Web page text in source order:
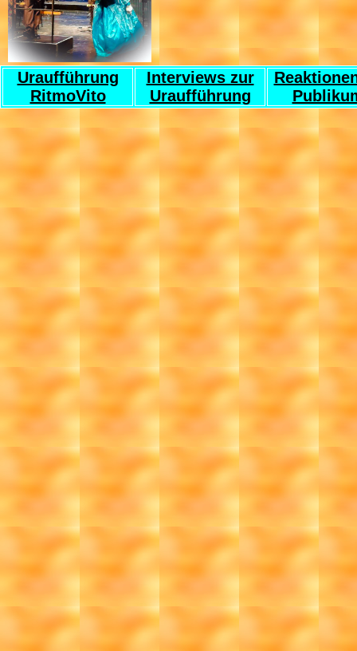
Uraufführung
RitmoVito
Interviews zur
Uraufführung